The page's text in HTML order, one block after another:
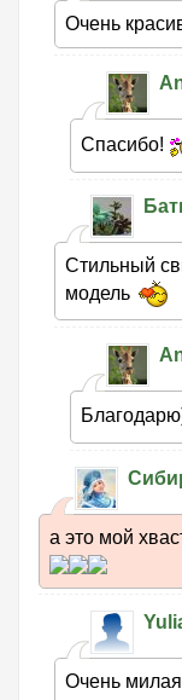
Очень
Спасибо!
Стильный
модель
а это мой
Очень милая